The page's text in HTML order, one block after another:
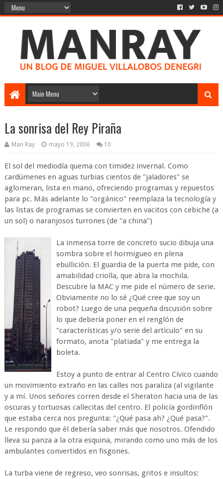
La sonrisa del Rey Piraña
Man Ray mayo 19, 2006 10
El sol del mediodía quema con timidez invernal. Como
cardúmenes en aguas turbias cientos de "jaladores" se
aglomeran, lista en mano, ofreciendo programas y repuestos
para pc. Más adelante lo "orgánico" reemplaza la tecnología y
las listas de programas se convierten en vacitos con cebiche (a
un sol) o naranjosos turrones (de "a china")
La inmensa torre de concreto sucio dibuja una
sombra sobre el hormigueo en plena
ebullición. El guardia de la puerta me pide, con
amabilidad criolla, que abra la mochila.
Descubre la MAC y me pide el número de serie.
Obviamente no lo sé ¿Qué cree que soy un
robot? Luego de una pequeña discusión sobre
lo que debería poner en el renglón de
"características y/o serie del artìculo" en su
formato, anota "platiada" y me entrega la
boleta.
Estoy a punto de entrar al Centro Cívico cuando
un movimiento extraño en las calles nos paraliza (al vigilante
y a mí. Unos señores corren desde el Sheraton hacia una de las
oscuras y tortuosas callecitas del centro. El policía gordinflón
que estaba cerca nos pregunta: "¿Qué pasa ah? ¿Qué pasa?".
Le respondo que èl debería saber más que nosotros. Ofendido
lleva su panza a la otra esquina, mirando como uno más de los
ambulantes convertidos en fisgones.
La turba viene de regreso, veo sonrisas, gritos e insultos: